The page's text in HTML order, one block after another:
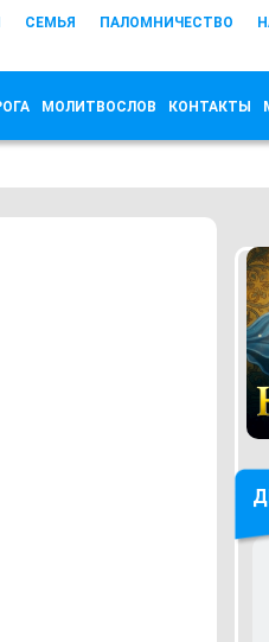
СЕМЬЯ ПАЛОМНИЧЕСТВО
МОЛИТВОСЛОВ КОНТАКТЫ